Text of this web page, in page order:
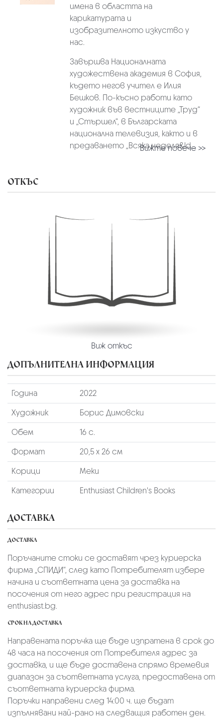
имена в областта на
карикатурата и
изобразителното изкуство у
нас.
Завършва Националната
художествена академия в София,
където негов учител е Илия
Бешков. По-късно работи като
художник във вестниците „Труд“
и „Стършел“, в Българската
национална телевизия, както и в
предаването „Всяка неделя&ld...
Вижте повече >>
ОТКЪС
Виж откъс
ДОПЪЛНИТЕЛНА ИНФОРМАЦИЯ
Година
2022
Художник
Борис Димовски
Обем
16 с.
Формат
20,5 х 26 см
Корици
Меки
Категории
Enthusiast Children's Books
ДОСТАВКА
ДОСТАВКА
Поръчаните стоки се доставят чрез куриерскa
фирмa „СПИДИ“, след като Потребителят избере
начина и съответната цена за доставка на
посочения от него адрес при регистрация на
enthusiast.bg.
СРОК НА ДОСТАВКА
Направената поръчка ще бъде изпратена в срок до
48 часа на посочения от Потребителя адрес за
доставка, и ще бъде доставена спрямо времевия
диапазон за съответната услуга, предоставена от
съответната куриерска фирма.
Поръчки направени след 14:00 ч. ще бъдат
изпълнявани най-рано на следващия работен ден.